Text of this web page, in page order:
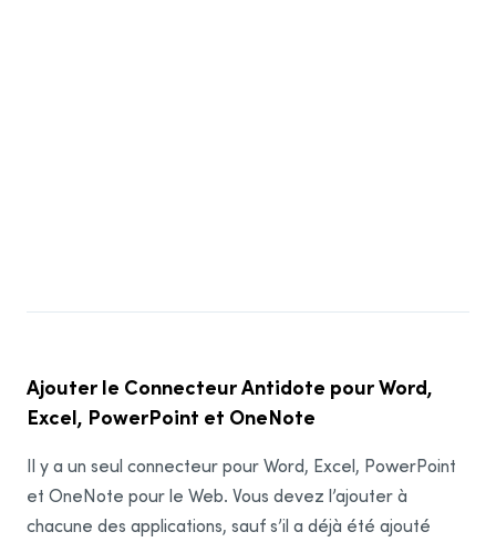
Ajouter le Connecteur Antidote pour Word,
Excel, PowerPoint et OneNote
Il y a un seul connecteur pour Word, Excel, PowerPoint
et OneNote pour le Web. Vous devez l’ajouter à
chacune des applications, sauf s’il a déjà été ajouté